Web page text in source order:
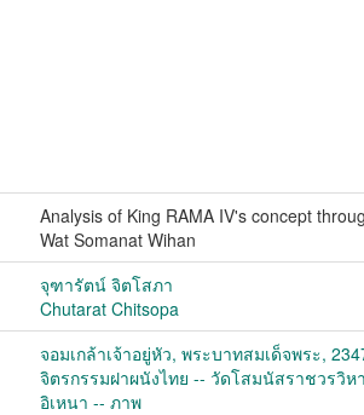
Analysis of King RAMA IV's concept
Wat Somanat Wihan
จุฑารัตน์ จิตโสภา
Chutarat Chitsopa
จอมเกล้าเจ้าอยู่หัว, พระบาทสมเด็จพระ,
จิตรกรรมฝาผนังไทย -- วัดโสมนัสราชวรวิห
อิเหนา -- ภาพ